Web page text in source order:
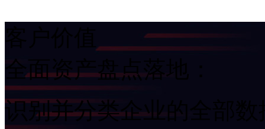
全面资产盘点落地：
识别并分类企业的全部数